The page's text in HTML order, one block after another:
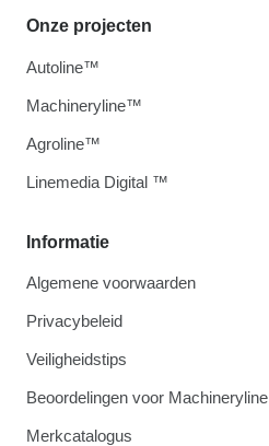
Informatie
Algemene voorwaarden
Privacybeleid
Veiligheidstips
Beoordelingen voor Machineryline
Merkcatalogus
Onze projecten
Autoline™
Machineryline™
Agroline™
Linemedia Digital ™